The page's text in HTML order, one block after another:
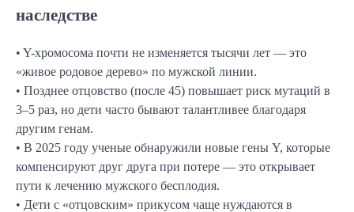
наследстве
• Y-хромосома почти не изменяется тысячи лет — это
«живое родовое дерево» по мужской линии.
• Позднее отцовство (после 45) повышает риск мутаций в
3–5 раз, но дети часто бывают талантливее благодаря
другим генам.
• В 2025 году ученые обнаружили новые гены Y, которые
компенсируют друг друга при потере — это открывает
пути к лечению мужского бесплодия.
• Дети с «отцовским» прикусом чаще нуждаются в